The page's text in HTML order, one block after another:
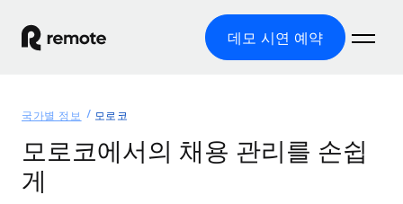
데모 시연 예약
솔루션
국가별 정보 모로코
모로코에서의 채용 관리를 손쉽
게